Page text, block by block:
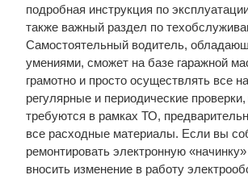
подробная инструкция по
также важный раздел по
Самостоятельный водитель,
умениями, сможет на базе гаражной
грамотно и просто осуществлять все
регулярные и периодические
требуются в рамках ТО,
все расходные материалы. Если вы
ремонтировать электронную
вносить изменение в работу